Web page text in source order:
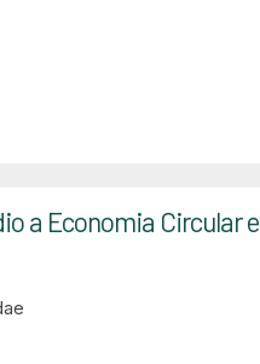
a Economia Circular e